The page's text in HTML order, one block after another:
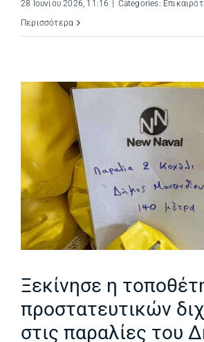
28 Ιουνίου 2026, 11:16 Categories:
Περισσότερα
Ξεκίνησε η
προστατευτικών
στις παραλίες του